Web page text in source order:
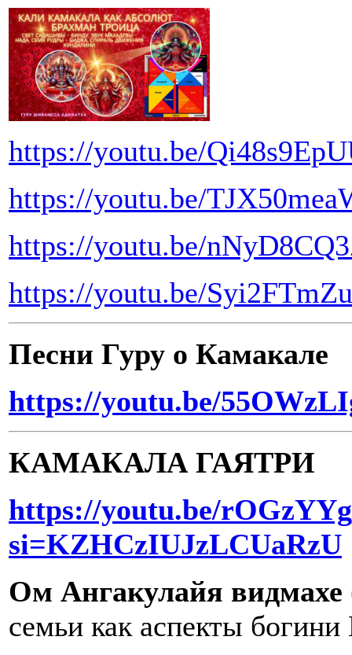
https://youtu.be/
https://youtu.be/
https://youtu.be/
https://youtu.be/
Песни Гуру о Камакале
https://youtu.be/
КАМАКАЛА ГАЯТРИ
https://youtu.be/
si=KZHCzIUJzLCUaRzU
Ом Ангакулайя видмахе
семьи как аспекты